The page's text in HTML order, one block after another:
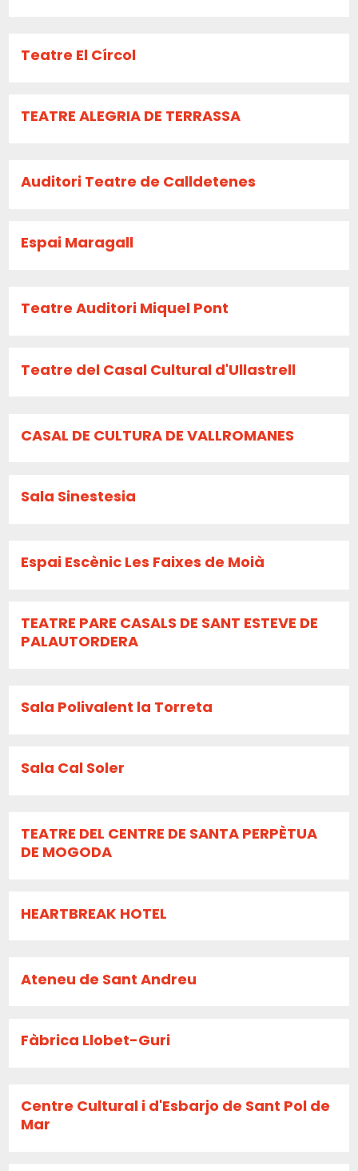
Teatre El Círcol
TEATRE ALEGRIA DE TERRASSA
Auditori Teatre de Calldetenes
Espai Maragall
Teatre Auditori Miquel Pont
Teatre del Casal Cultural d'Ullastrell
CASAL DE CULTURA DE VALLROMANES
Sala Sinestesia
Espai Escènic Les Faixes de Moià
TEATRE PARE CASALS DE SANT ESTEVE DE
PALAUTORDERA
Sala Polivalent la Torreta
Sala Cal Soler
TEATRE DEL CENTRE DE SANTA PERPÈTUA
DE MOGODA
HEARTBREAK HOTEL
Ateneu de Sant Andreu
Fàbrica Llobet-Guri
Centre Cultural i d'Esbarjo de Sant Pol de
Mar